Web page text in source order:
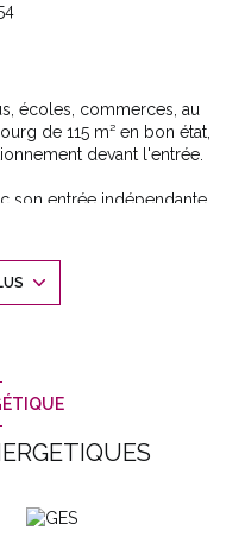
écoles, commerces, au
de 115 m² en bon état,
devant l'entrée.
son entrée indépendante,
avec placard (13m²)
de bains, wc, la cuisine
et sur Montrognon.
stockage/moto...) et une
vitrage